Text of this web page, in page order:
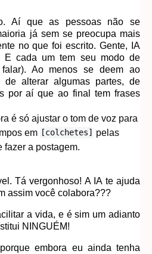
Aí que as pessoas não se
já sem se preocupa mais
no que foi escrito. Gente, IA
E cada um tem seu modo de
Ao menos se deem ao
alterar algumas partes, de
por aí que ao final tem frases
é só ajustar o tom de voz para
em [colchetes]
pelas
fazer a postagem.
Tá vergonhoso! A IA te ajuda
assim você colabora???
a vida, e é sim um adianto
NINGUÉM!
embora eu ainda tenha